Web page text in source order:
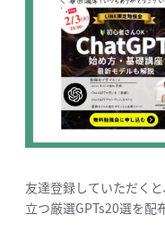
友達登録していただく
立つ厳選GPTs20選を配